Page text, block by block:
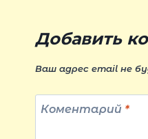
Добавить
Ваш адрес email не
Коментарий *